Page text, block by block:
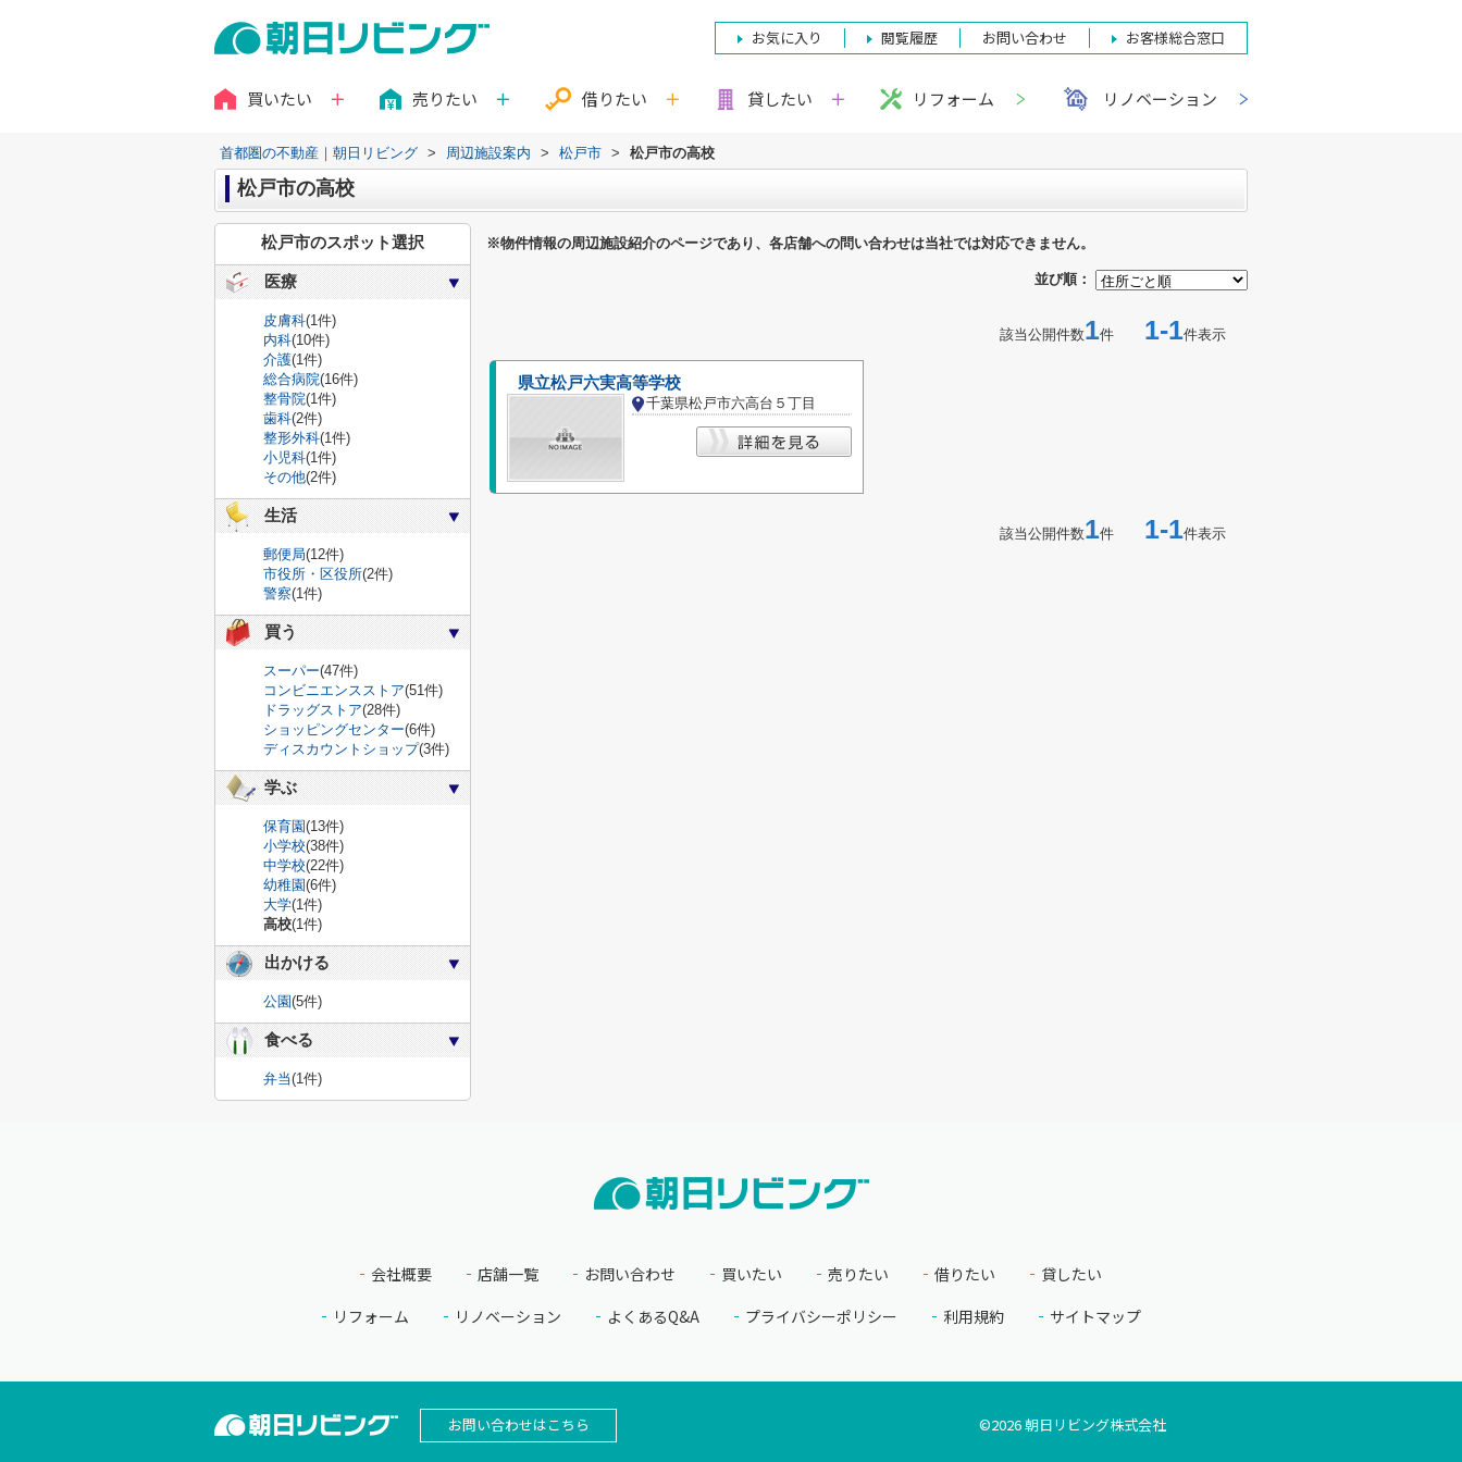
お気に入り 閲覧履歴 お問い合わせ お客様総合窓口
買いたい 売りたい 借りたい 貸したい リフォーム リノベーション
首都圏の不動産｜朝日リビング > 周辺施設案内 > 松戸市 > 松戸市の高校
松戸市の高校
※物件情報の周辺施設紹介のページであり、各店舗への問い合わせは当社では対応できません。
並び順：
該当公開件数1件 1-1件表示
県立松戸六実高等学校
千葉県松戸市六高台５丁目
該当公開件数1件 1-1件表示
松戸市のスポット選択
医療
皮膚科(1件)
内科(10件)
介護(1件)
総合病院(16件)
整骨院(1件)
歯科(2件)
整形外科(1件)
小児科(1件)
その他(2件)
生活
郵便局(12件)
市役所・区役所(2件)
警察(1件)
買う
スーパー(47件)
コンビニエンスストア(51件)
ドラッグストア(28件)
ショッピングセンター(6件)
ディスカウントショップ(3件)
学ぶ
保育園(13件)
小学校(38件)
中学校(22件)
幼稚園(6件)
大学(1件)
高校(1件)
出かける
公園(5件)
食べる
弁当(1件)
会社概要 店舗一覧 お問い合わせ 買いたい 売りたい 借りたい
貸したい
リフォーム
リノベーション よくあるQ&A プライバシーポリシー 利用規約 サイトマップ
お問い合わせはこちら ©2026朝日リビング株式会社